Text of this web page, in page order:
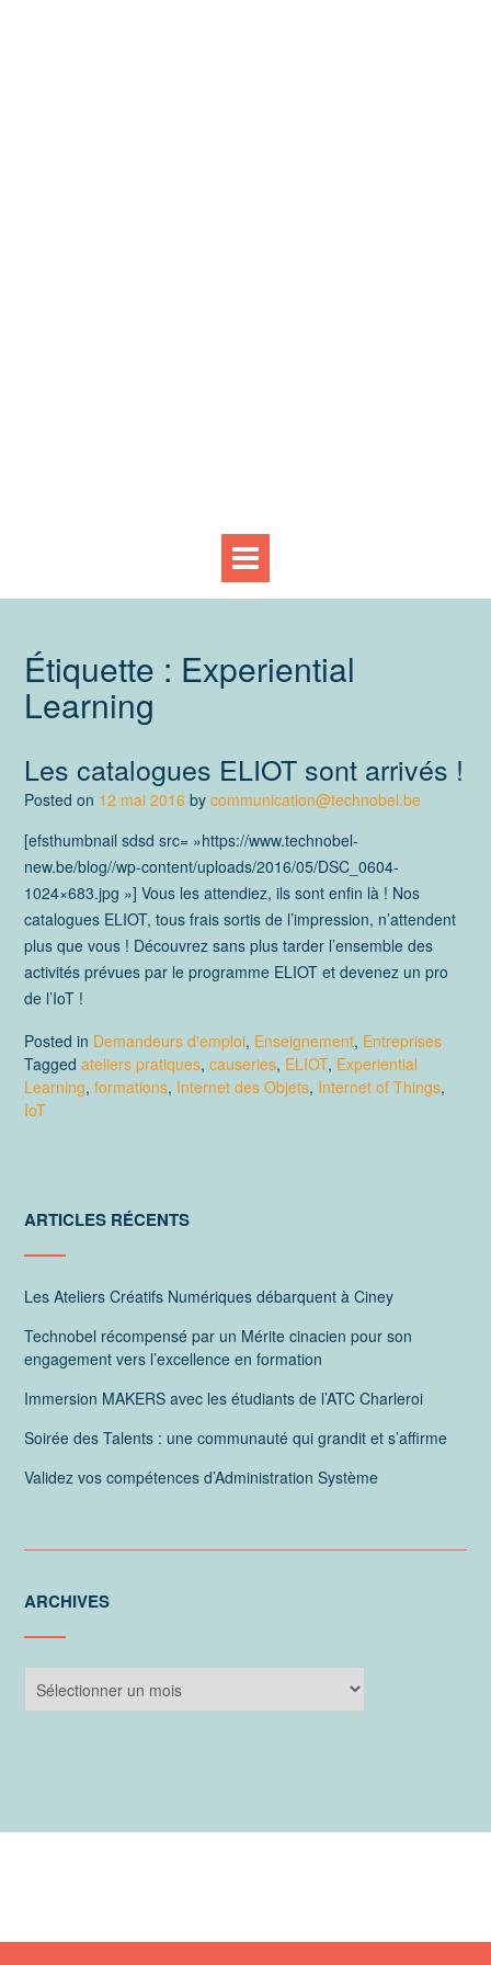
Étiquette : Experiential
Learning
Les catalogues ELIOT sont arrivés !
Posted on 12 mai 2016 by communication@technobel.be
[efsthumbnail sdsd src= »https://www.technobel-
new.be/blog//wp-content/uploads/2016/05/DSC_0604-
1024×683.jpg »] Vous les attendiez, ils sont enfin là ! Nos
catalogues ELIOT, tous frais sortis de l’impression, n’attendent
plus que vous ! Découvrez sans plus tarder l’ensemble des
activités prévues par le programme ELIOT et devenez un pro
de l’IoT !
Posted in Demandeurs d'emploi, Enseignement, Entreprises
Tagged ateliers pratiques, causeries, ELIOT, Experiential
Learning, formations, Internet des Objets, Internet of Things,
IoT
ARTICLES RÉCENTS
Les Ateliers Créatifs Numériques débarquent à Ciney
Technobel récompensé par un Mérite cinacien pour son
engagement vers l’excellence en formation
Immersion MAKERS avec les étudiants de l’ATC Charleroi
Soirée des Talents : une communauté qui grandit et s’affirme
Validez vos compétences d’Administration Système
ARCHIVES